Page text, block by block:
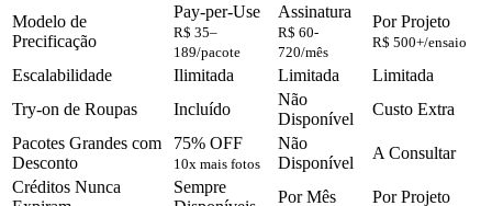
Modelo de
Precificação
Pay-per-Use
R$ 35–
189/pacote
Assinatura
R$ 60-
720/mês
Por Projeto
R$ 500+/ensaio
Escalabilidade Ilimitada Limitada
Limitada
Try-on de Roupas
Incluído
Não
Disponível
Custo Extra
Pacotes Grandes com
Desconto
75% OFF
10x mais fotos
Não
Disponível
A Consultar
Créditos Nunca
Sempre
Por Mês Por Projeto